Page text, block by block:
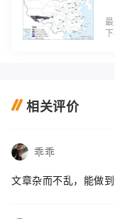
相关评价
乖乖
文章杂而不乱，能做